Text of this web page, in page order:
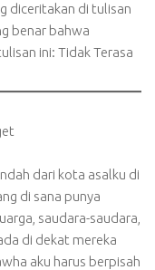
diceritakan di tulisan
benar bahwa
ini: Tidak Terasa
dari kota asalku di
di sana punya
saudara-saudara,
di dekat mereka
aku harus berpisah